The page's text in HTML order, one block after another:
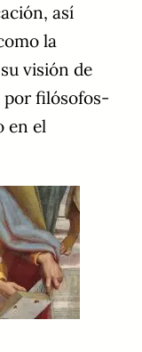
así
la
visión de
por filósofos-
en el